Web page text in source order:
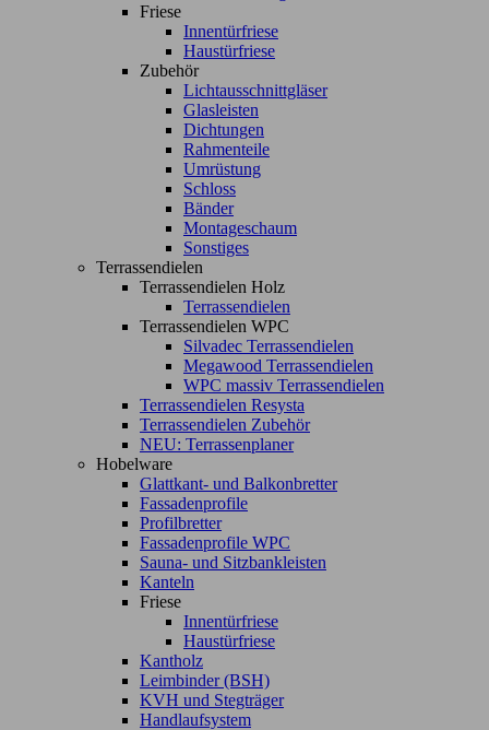
Friese
Innentürfriese
Haustürfriese
Zubehör
Lichtausschnittgläser
Glasleisten
Dichtungen
Rahmenteile
Umrüstung
Schloss
Bänder
Montageschaum
Sonstiges
Terrassendielen
Terrassendielen Holz
Terrassendielen
Terrassendielen WPC
Silvadec Terrassendielen
Megawood Terrassendielen
WPC massiv Terrassendielen
Terrassendielen Resysta
Terrassendielen Zubehör
NEU: Terrassenplaner
Hobelware
Glattkant- und Balkonbretter
Fassadenprofile
Profilbretter
Fassadenprofile WPC
Sauna- und Sitzbankleisten
Kanteln
Friese
Innentürfriese
Haustürfriese
Kantholz
Leimbinder (BSH)
KVH und Stegträger
Handlaufsystem